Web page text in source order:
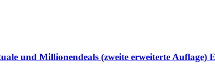
und Millionendeals (zweite erweiterte